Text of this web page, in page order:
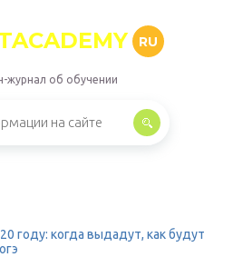
RU
журнал об обучении
году: когда выдадут, как будут